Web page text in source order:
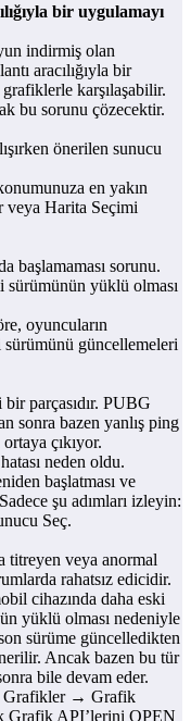
bir uygulamayı
indirmiş olan
aracılığıyla bir
karşılaşabilir.
bu sorunu çözecektir.
önerilen sunucu
en yakın
veya Harita Seçimi
başlamaması sorunu.
sürümünün yüklü olması
oyuncuların
sürümünü güncellemeleri
parçasıdır. PUBG
sonra bazen yanlış ping
çıkıyor.
neden oldu.
başlatması ve
şu adımları izleyin:
Seç.
titreyen veya anormal
rahatsız edicidir.
cihazında daha eski
yüklü olması nedeniyle
sürüme güncelledikten
Ancak bazen bu tür
bile devam eder.
Grafikler → Grafik
Grafik API’lerini OPEN